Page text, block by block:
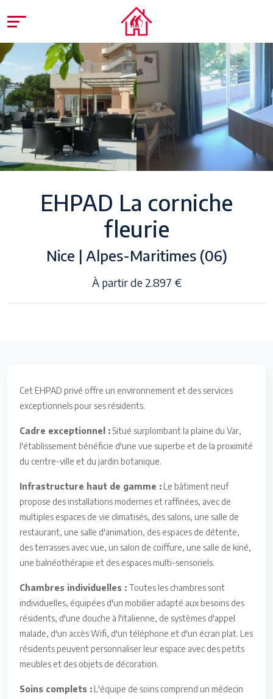
EHPAD La corniche
fleurie
Nice | Alpes-Maritimes (06)
À partir de 2.897 €
Cet EHPAD privé offre un environnement et des services
exceptionnels pour ses résidents.
Cadre exceptionnel : Situé surplombant la plaine du Var,
l'établissement bénéficie d'une vue superbe et de la proximité
du centre-ville et du jardin botanique.
Infrastructure haut de gamme :Le bâtiment neuf
propose des installations modernes et raffinées, avec de
multiples espaces de vie climatisés, des salons, une salle de
restaurant, une salle d'animation, des espaces de détente,
des terrasses avec vue, un salon de coiffure, une salle de kiné,
une balnéothérapie et des espaces multi-sensoriels.
Chambres individuelles : Toutes les chambres sont
individuelles, équipées d'un mobilier adapté aux besoins des
résidents, d'une douche à l'italienne, de systèmes d'appel
malade, d'un accès Wifi, d'un téléphone et d'un écran plat. Les
résidents peuvent personnaliser leur espace avec des petits
meubles et des objets de décoration.
Soins complets :L'équipe de soins comprend un médecin